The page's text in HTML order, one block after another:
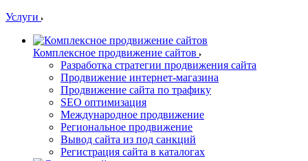
Услуги
Комплексное продвижение сайтов
Разработка стратегии продвижения сайта
Продвижение интернет-магазина
Продвижение сайта по трафику
SEO оптимизация
Международное продвижение
Региональное продвижение
Вывод сайта из под санкций
Регистрация сайта в каталогах